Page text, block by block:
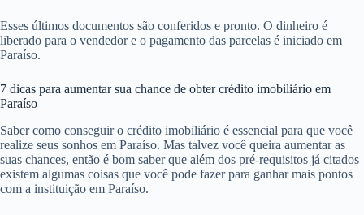
Esses últimos documentos são conferidos e pronto. O dinheiro é
liberado para o vendedor e o pagamento das parcelas é iniciado em
Paraíso.
7 dicas para aumentar sua chance de obter crédito imobiliário em
Paraíso
Saber como conseguir o crédito imobiliário é essencial para que você
realize seus sonhos em Paraíso. Mas talvez você queira aumentar as
suas chances, então é bom saber que além dos pré-requisitos já citados
existem algumas coisas que você pode fazer para ganhar mais pontos
com a instituição em Paraíso.